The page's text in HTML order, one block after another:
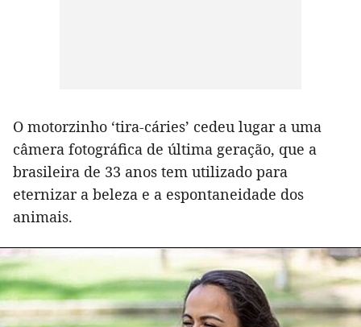
O motorzinho ‘tira-cáries’ cedeu lugar a uma
câmera fotográfica de última geração, que a
brasileira de 33 anos tem utilizado para
eternizar a beleza e a espontaneidade dos
animais.